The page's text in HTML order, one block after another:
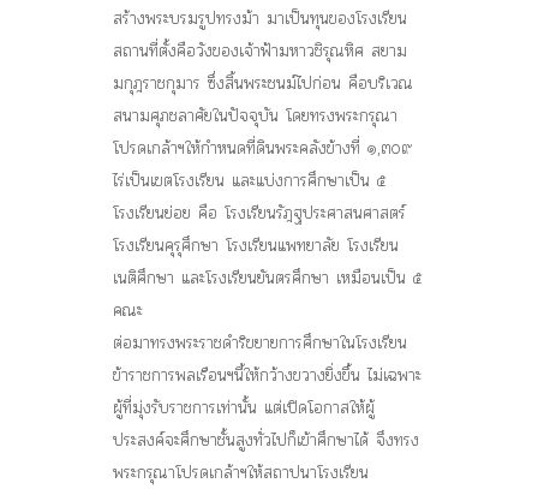
สร้างพระบรมรูปทรงม้า มาเป็นทุนของโรงเรียน
สถานที่ตั้งคือวังของเจ้าฟ้ามหาวชิรุณหิศ สยาม
มกุฎราชกุมาร ซึ่งสิ้นพระชนม์ไปก่อน คือบริเวณ
สนามศุภชลาศัยในปัจจุบัน โดยทรงพระกรุณา
โปรดเกล้าฯให้กำหนดที่ดินพระคลังข้างที่ ๑,๓๐๙
ไร่เป็นเขตโรงเรียน และแบ่งการศึกษาเป็น ๕
โรงเรียนย่อย คือ โรงเรียนรัฎฐประศาสนศาสตร์
โรงเรียนคุรุศึกษา โรงเรียนแพทยาลัย โรงเรียน
เนติศึกษา และโรงเรียนยันตรศึกษา เหมือนเป็น ๕
คณะ
ต่อมาทรงพระราชดำริขยายการศึกษาในโรงเรียน
ข้าราชการพลเรือนฯนี้ให้กว้างขวางยิ่งขึ้น ไม่เฉพาะ
ผู้ที่มุ่งรับราชการเท่านั้น แต่เปิดโอกาสให้ผู้
ประสงค์จะศึกษาชั้นสูงทั่วไปก็เข้าศึกษาได้ จึงทรง
พระกรุณาโปรดเกล้าฯให้สถาปนาโรงเรียน